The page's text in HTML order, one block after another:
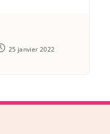
25 janvier 2022